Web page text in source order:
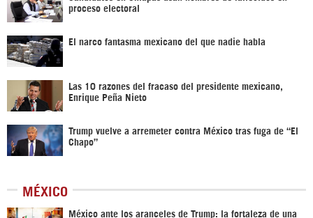
proceso electoral
El narco fantasma mexicano del que nadie habla
Las 10 razones del fracaso del presidente mexicano,
Enrique Peña Nieto
Trump vuelve a arremeter contra México tras fuga de “El
Chapo”
MÉXICO
México ante los aranceles de Trump: la fortaleza de una